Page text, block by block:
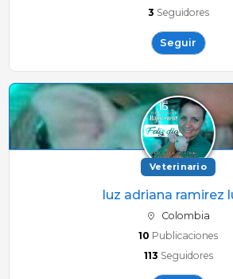
3 Seguidores
Seguir
Veterinario
luz adriana ramirez
Colombia
10 Publicaciones
113 Seguidores